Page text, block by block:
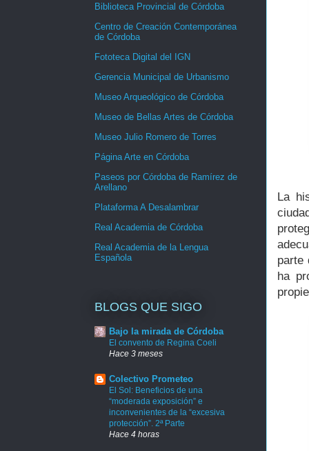
La
parte
ha
Biblioteca Provincial de Córdoba
Centro de Creación Contemporánea
de Córdoba
Fototeca Digital del IGN
Gerencia Municipal de Urbanismo
Museo Arqueológico de Córdoba
Museo de Bellas Artes de Córdoba
Museo Julio Romero de Torres
Página Arte en Córdoba
Paseos por Córdoba de Ramírez de
Arellano
Plataforma A Desalambrar
Real Academia de Córdoba
Real Academia de la Lengua
Española
BLOGS QUE SIGO
Bajo la mirada de Córdoba
El convento de Regina Coeli
Hace 3 meses
Colectivo Prometeo
El Sol: Beneficios de una
“moderada exposición” e
inconvenientes de la “excesiva
protección”. 2ª Parte
Hace 4 horas